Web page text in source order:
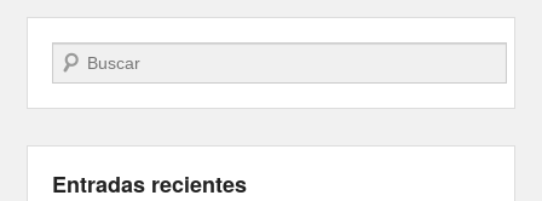
Buscar
Entradas recientes